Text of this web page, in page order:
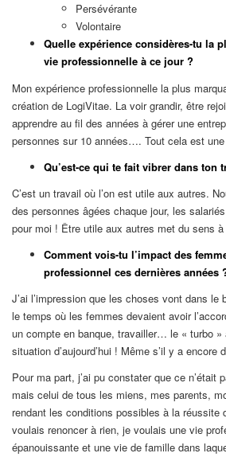
Persévérante
Volontaire
Quelle expérience considères-tu la
vie professionnelle à ce jour ?
Mon expérience professionnelle la plus
création de LogiVitae. La voir grandir, être
apprendre au fil des années à gérer une
personnes sur 10 années…. Tout cela est
Qu’est-ce qui te fait vibrer dans ton
C’est un travail où l’on est utile aux autres.
des personnes âgées chaque jour, les
pour moi ! Être utile aux autres met du sens
Comment vois-tu l’impact des
professionnel ces dernières années
J’ai l’impression que les choses vont dans le
le temps où les femmes devaient avoir
un compte en banque, travailler… le « turbo
situation d’aujourd’hui ! Même s’il y a encore
Pour ma part, j’ai pu constater que ce n’était
mais celui de tous les miens, mes parents,
rendant les conditions possibles à la réussite
voulais renoncer à rien, je voulais une vie
épanouissante et une vie de famille dans